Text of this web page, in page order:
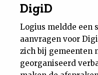
DigiD
Logius meldde een
aanvragen voor
zich bij gemeenten
georganiseerd